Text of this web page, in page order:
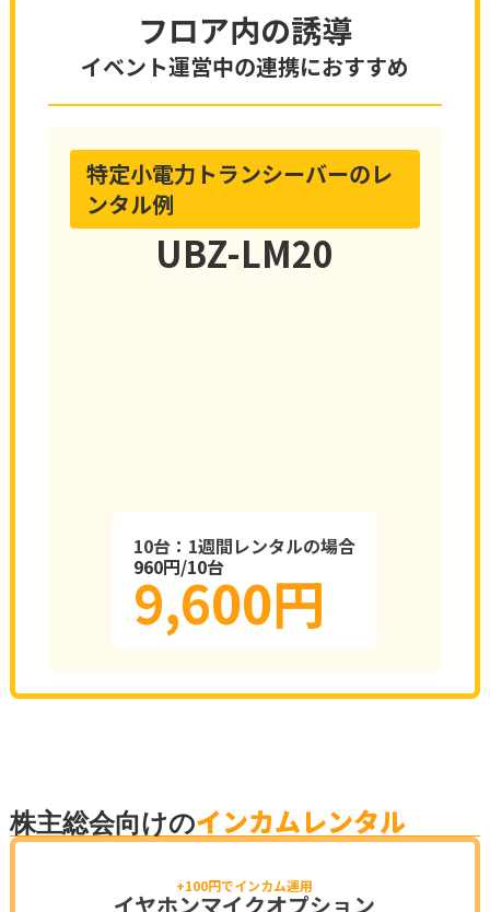
フロア内の誘導
イベント運営中の連携におすすめ
特定小電力トランシーバーのレ
ンタル例
UBZ-LM20
10台：1週間レンタルの場合
960円/10台
9,600円
株主総会向けのインカムレンタル
+100円でインカム運用
イヤホンマイクオプション